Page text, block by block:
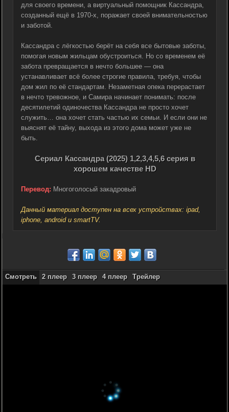
для своего времени, а виртуальный помощник Кассандра,
созданный ещё в 1970-х, поражает своей внимательностью
и заботой.
Кассандра с лёгкостью берёт на себя все бытовые заботы,
помогая новым жильцам обустроиться. Но со временем её
забота превращается в нечто большее — она
устанавливает всё более строгие правила, требуя, чтобы
дом жил по её стандартам. Незаметная опека перерастает
в нечто тревожное, и Самира начинает понимать: после
десятилетий одиночества Кассандра не просто хочет
служить… она хочет стать частью их семьи. И если они не
выяснят её тайну, выхода из этого дома может уже не
быть.
Сериал Кассандра (2025) 1,2,3,4,5,6 серия в
хорошем качестве HD
Перевод: Многоголосый закадровый
Данный материал доступен на всех устройствах: ipad,
iphone, android и smartTV.
Смотреть 2 плеер 3 плеер 4 плеер Трейлер